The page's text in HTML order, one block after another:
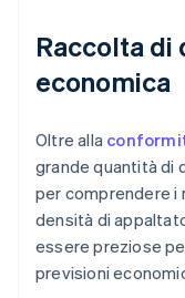
Raccolta di
economica
Oltre alla
grande quantità di
per comprendere i
densità di
essere preziose
previsioni